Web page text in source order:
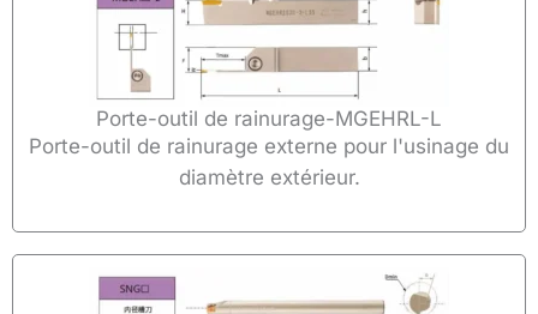
Porte-outil de rainurage-MGEHRL-L
Porte-outil de rainurage externe pour l'usinage du
diamètre extérieur.